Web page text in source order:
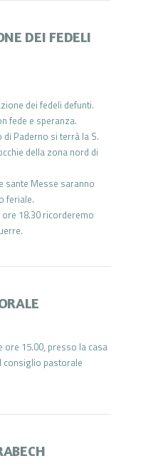
DEI FEDELI
dei fedeli defunti.
fede e speranza.
Paderno si terrà la S.
della zona nord di
sante Messe saranno
feriale.
18.30 ricorderemo
ore 15.00, presso la casa
consiglio pastorale